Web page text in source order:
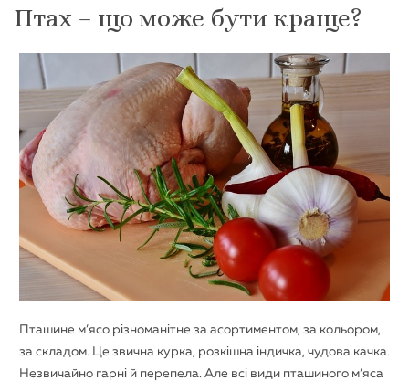
Птах – що може бути краще?
Пташине м’ясо різноманітне за асортиментом, за кольором,
за складом. Це звична курка, розкішна індичка, чудова качка.
Незвичайно гарні й перепела. Але всі види пташиного м’яса